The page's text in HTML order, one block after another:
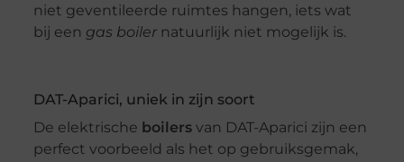
niet geventileerde ruimtes hangen, iets wat
bij een gas boilernatuurlijk niet mogelijk is.
DAT-Aparici, uniek in zijn soort
De elektrische boilersvan DAT-Aparici zijn een
perfect voorbeeld als het op gebruiksgemak,